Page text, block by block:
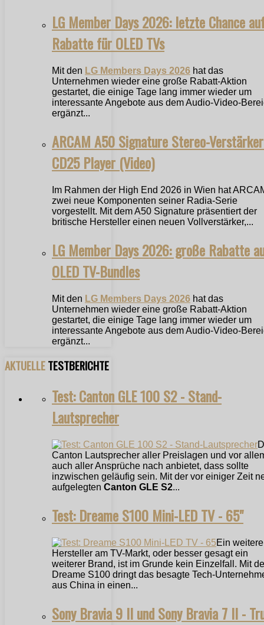
LG Member Days 2026: letzte Chance
Rabatte für OLED TVs
Mit den LG Members Days 2026 hat das
Unternehmen wieder eine große Rabatt-Aktion
gestartet, die einige Tage lang immer wieder um
interessante Angebote aus dem Audio-Video-
ergänzt...
ARCAM A50 Signature Stereo-
CD25 Player (Video)
Im Rahmen der High End 2026 in Wien hat
zwei neue Komponenten seiner Radia-Serie
vorgestellt. Mit dem A50 Signature präsentiert der
britische Hersteller einen neuen Vollverstärker,...
LG Member Days 2026: große Rabatte
OLED TV-Bundles
Mit den LG Members Days 2026 hat das
Unternehmen wieder eine große Rabatt-Aktion
gestartet, die einige Tage lang immer wieder um
interessante Angebote aus dem Audio-Video-
ergänzt...
AKTUELLETESTBERICHTE
Test: Canton GLE 100 S2 - Stand-
Lautsprecher
Canton Lautsprecher aller Preislagen und vor
auch aller Ansprüche nach anbietet, dass sollte
inzwischen geläufig sein. Mit der vor einiger Zeit
aufgelegten Canton GLE S2...
Test: Dreame S100 Mini-LED TV - 65"
Ein
Hersteller am TV-Markt, oder besser gesagt ein
weiterer Brand, ist im Grunde kein Einzelfall. Mit
Dreame S100 dringt das besagte Tech-
aus China in einen...
Sony Bravia 9 II und Sony Bravia 7 II -